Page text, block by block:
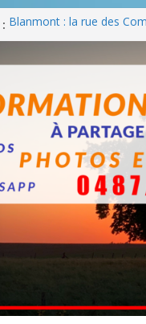
Blanmont : la rue des
août
Une fête nationale sans